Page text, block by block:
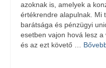
azoknak is, amelyek a
értékrendre alapulnak. Mi
barátsága és pénzügyi
esetben vajon hová lesz
és az ezt követő …